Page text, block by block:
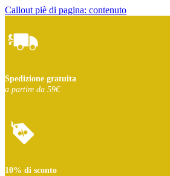
Callout piè di pagina: contenuto
Spedizione gratuita
a partire da 59€
10% di sconto